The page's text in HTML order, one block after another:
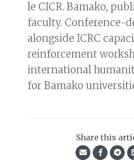
le CICR. Bamako,
faculty. Conference-
alongside ICRC
reinforcement
international
for Bamako
Share this